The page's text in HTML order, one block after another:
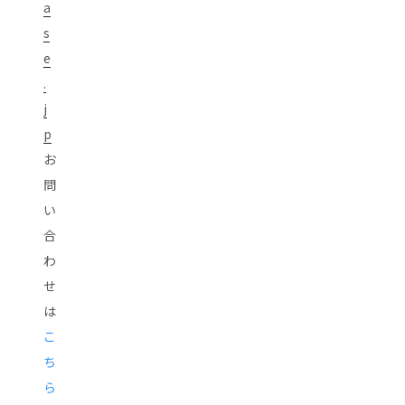
a
s
e
.
j
p
お
問
い
合
わ
せ
は
こ
ち
ら